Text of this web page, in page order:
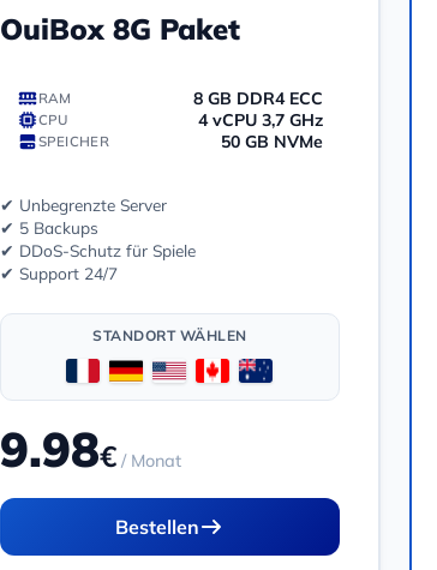
OuiBox 8G Paket
RAM 8 GB DDR4 ECC
CPU 4 vCPU 3,7 GHz
SPEICHER 50 GB NVMe
✔ Unbegrenzte Server
✔ 5 Backups
✔ DDoS-Schutz für Spiele
✔ Support 24/7
STANDORT WÄHLEN
9.98€ / Monat
Bestellen